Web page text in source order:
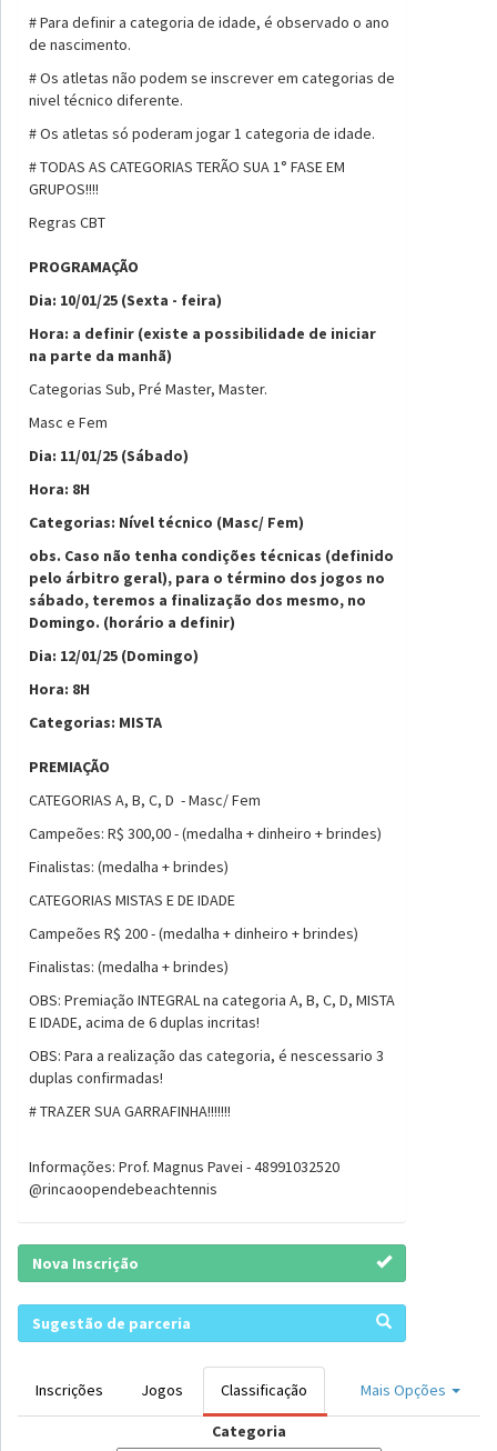
# Para definir a categoria de idade, é observado o ano
de nascimento.
# Os atletas não podem se inscrever em categorias de
nivel técnico diferente.
# Os atletas só poderam jogar 1 categoria de idade.
# TODAS AS CATEGORIAS TERÃO SUA 1° FASE EM
GRUPOS!!!!
Regras CBT
PROGRAMAÇÃO
Dia: 10/01/25 (Sexta - feira)
Hora: a definir (existe a possibilidade de iniciar
na parte da manhã)
Categorias Sub, Pré Master, Master.
Masc e Fem
Dia: 11/01/25 (Sábado)
Hora: 8H
Categorias: Nível técnico (Masc/ Fem)
obs. Caso não tenha condições técnicas (definido
pelo árbitro geral), para o término dos jogos no
sábado, teremos a finalização dos mesmo, no
Domingo. (horário a definir)
Dia: 12/01/25 (Domingo)
Hora: 8H
Categorias: MISTA
PREMIAÇÃO
CATEGORIAS A, B, C, D - Masc/ Fem
Campeões: R$ 300,00 - (medalha + dinheiro + brindes)
Finalistas: (medalha + brindes)
CATEGORIAS MISTAS E DE IDADE
Campeões R$ 200 - (medalha + dinheiro + brindes)
Finalistas: (medalha + brindes)
OBS: Premiação INTEGRAL na categoria A, B, C, D, MISTA
E IDADE, acima de 6 duplas incritas!
OBS: Para a realização das categoria, é nescessario 3
duplas confirmadas!
# TRAZER SUA GARRAFINHA!!!!!!!
Informações: Prof. Magnus Pavei - 48991032520
@rincaoopendebeachtennis
Nova Inscrição
Sugestão de parceria
Mais Opções
Inscrições Jogos Classificação
Categoria